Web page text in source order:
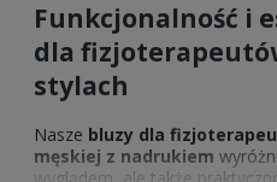
Funkcjonalność i
dla
stylach
Nasze bluzy dla
męskiej z nadrukiem
wyglądem, ale także